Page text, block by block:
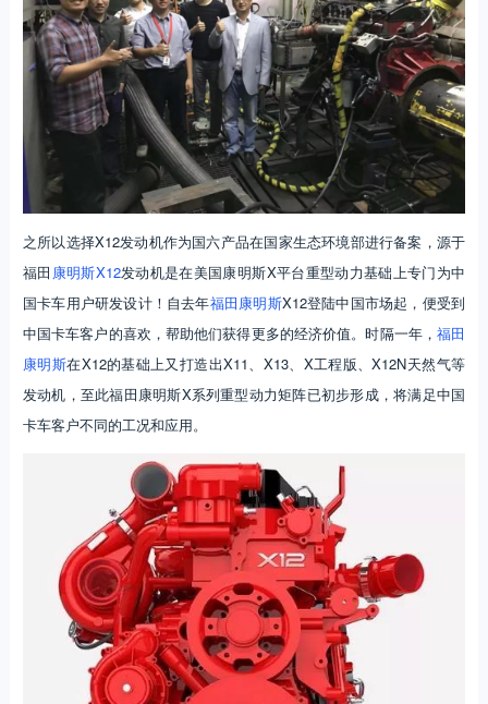
之所以选择X12发动机作为国六产品在国家生态环境部进行备案，源于
福田 康明斯X12发动机是在美国康明斯X平台重型动力基础上专门为中
国卡车用户研发设计！自去年福田康明斯X12登陆中国市场起，便受到
中国卡车客户的喜欢，帮助他们获得更多的经济价值。时隔一年， 福田
康明斯在X12的基础上又打造出X11、X13、X工程版、X12N天然气等
发动机，至此福田康明斯X系列重型动力矩阵已初步形成，将满足中国
卡车客户不同的工况和应用。